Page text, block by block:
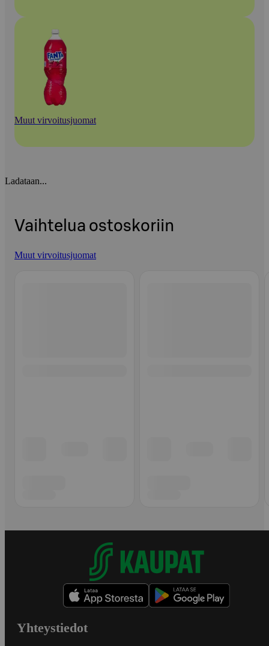
Muut virvoitusjuomat
Ladataan...
Vaihtelua ostoskoriin
Muut virvoitusjuomat
Yhteystiedot